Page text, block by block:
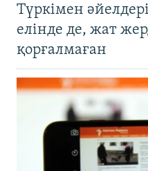
Түркімен
елінде де, жат
қорғалмаған